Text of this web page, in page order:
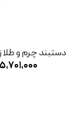
دستبند چرم و طلا